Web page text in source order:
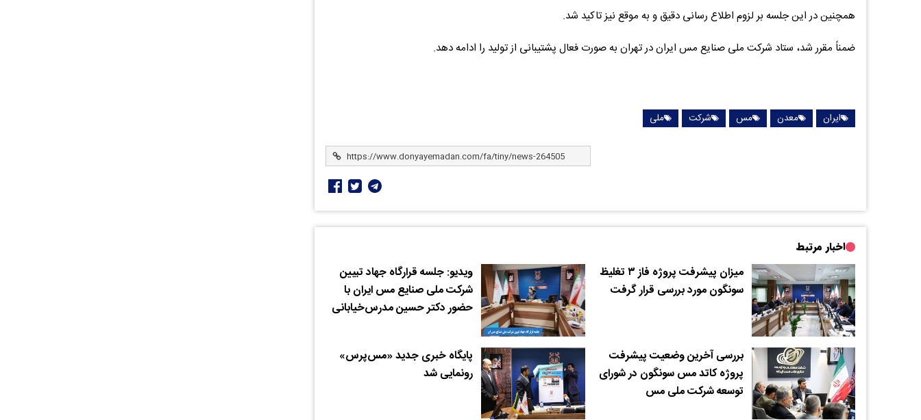
همچنین در این جلسه بر لزوم اطلاع رسانی دقیق و به موقع نیز تاکید شد.
ضمناً مقرر شد، ستاد شرکت ملی صنایع مس ایران در تهران به صورت فعال پشتیبانی از تولید را ادامه دهد.
ایران معدن مس شرکت ملی
اخبار مرتبط
میزان پیشرفت پروژه فاز ۳ تغلیظ
سونگون مورد بررسی قرار گرفت
ویدیو: جلسه قرارگاه جهاد تبیین
شرکت ملی صنایع مس ایران با
حضور دکتر حسین مدرس‌خیابانی
بررسی آخرین وضعیت پیشرفت
پروژه کاتد مس سونگون در شورای
توسعه شرکت ملی مس
پایگاه خبری جدید «مس‌پرس»
رونمایی شد